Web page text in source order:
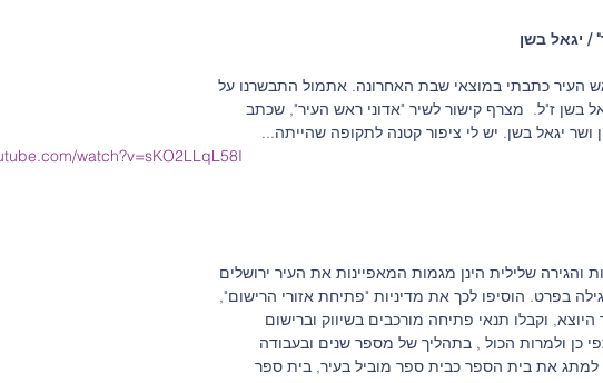
/ יגאל בשן
העיר כתבתי במוצאי שבת האחרונה. אתמול התבשרנו על
בשן ז"ל.  מצרף קישור לשיר "אדוני ראש העיר", שכתב
ושר יגאל בשן. יש לי ציפור קטנה לתקופה שהייתה...
watch?v=sKO2LLqL58I
והגירה שלילית הינן מגמות המאפיינות את העיר ירושלים
בפרט. הוסיפו לכך את מדיניות "פתיחת אזורי הרישום",
וקבלו תנאי פתיחה מורכבים בשיווק וברישום
כן ולמרות הכול , בתהליך של מספר שנים ובעבודה
את בית הספר כבית ספר מוביל בעיר, בית ספר